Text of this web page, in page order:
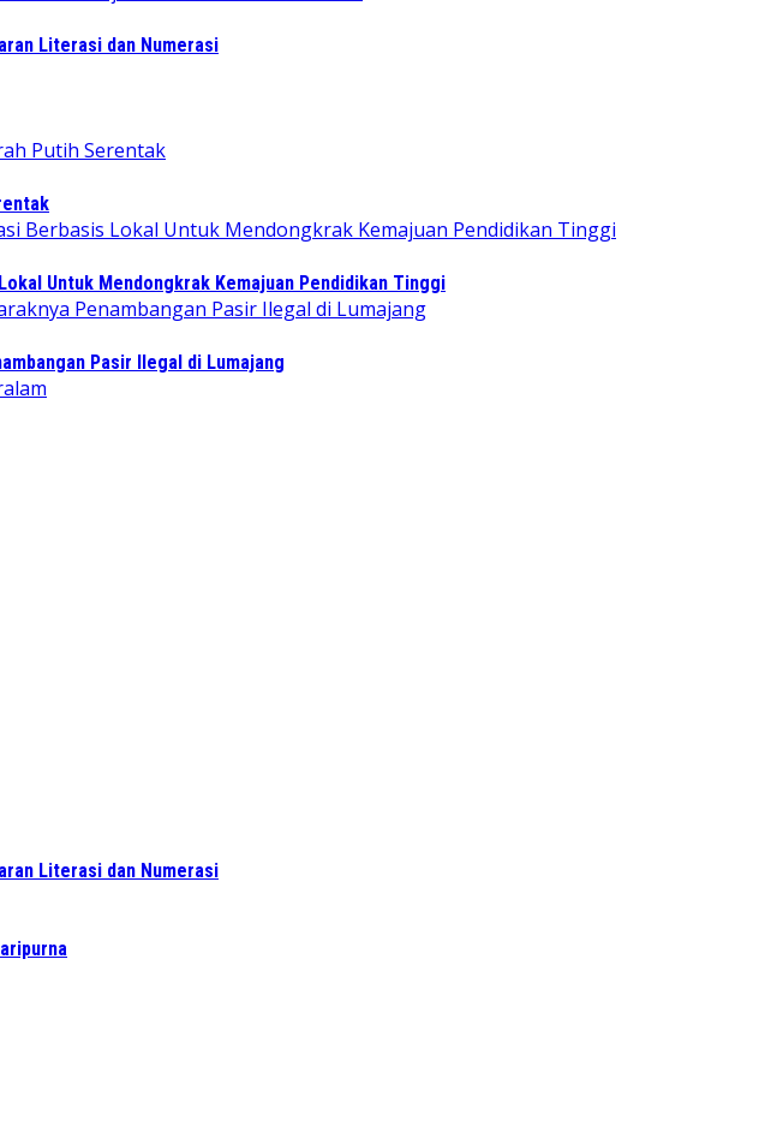
Literasi dan Numerasi
Untuk Mendongkrak Kemajuan Pendidikan Tinggi
Pasir Ilegal di Lumajang
Literasi dan Numerasi